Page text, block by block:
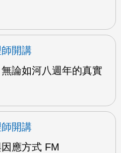
開講
論如河八週年的真實
開講
應方式 FM